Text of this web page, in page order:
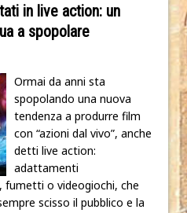
in live action: un
a spopolare
Ormai da anni sta
spopolando una nuova
tendenza a produrre film
con “azioni dal vivo”, anche
detti live action:
adattamenti
fumetti o videogiochi, che
scisso il pubblico e la